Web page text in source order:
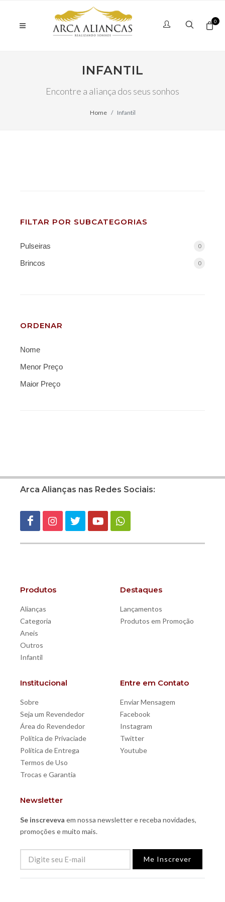
0
INFANTIL
Encontre a aliança dos seus sonhos
Home Infantil
FILTAR POR SUBCATEGORIAS
Pulseiras 0
Brincos 0
ORDENAR
Nome
Menor Preço
Maior Preço
Arca Alianças nas Redes Sociais:
Produtos
Alianças
Categoria
Aneis
Outros
Infantil
Destaques
Lançamentos
Produtos em Promoção
Institucional
Sobre
Seja um Revendedor
Área do Revendedor
Política de Privaciade
Política de Entrega
Termos de Uso
Trocas e Garantia
Entre em Contato
Enviar Mensagem
Facebook
Instagram
Twitter
Youtube
Newsletter
Se inscreveva em nossa newsletter e receba novidades,
promoções e muito mais.
Me Inscrever